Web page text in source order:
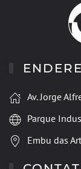
Av. Jorge
Parque
Embu das